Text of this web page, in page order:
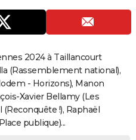
2024 à Taillancourt
(Rassemblement national),
- Horizons), Manon
Xavier Bellamy (Les
!), Raphaël
publique)...